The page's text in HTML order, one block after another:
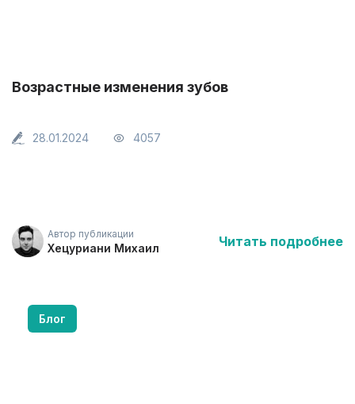
Возрастные изменения зубов
28.01.2024 4057
Автор публикации
Хецуриани Михаил Читать подробнее
Блог